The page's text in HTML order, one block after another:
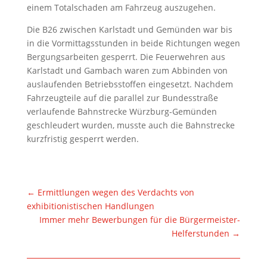
einem Totalschaden am Fahrzeug auszugehen.
Die B26 zwischen Karlstadt und Gemünden war bis
in die Vormittagsstunden in beide Richtungen wegen
Bergungsarbeiten gesperrt. Die Feuerwehren aus
Karlstadt und Gambach waren zum Abbinden von
auslaufenden Betriebsstoffen eingesetzt. Nachdem
Fahrzeugteile auf die parallel zur Bundesstraße
verlaufende Bahnstrecke Würzburg-Gemünden
geschleudert wurden, musste auch die Bahnstrecke
kurzfristig gesperrt werden.
← Ermittlungen wegen des Verdachts von
exhibitionistischen Handlungen
Immer mehr Bewerbungen für die Bürgermeister-
Helferstunden →